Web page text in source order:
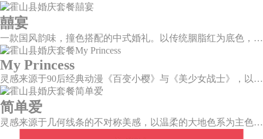
囍宴
一款国风韵味，撞色搭配的中式婚礼。以传统胭脂红为底色，黛蓝色花鸟点缀其中，热情的红色和低调的古风书画色相辅相成。
My Princess
灵感来源于90后经典动漫《百变小樱》与《美少女战士》，以柔美梦幻的马卡龙色系为主色调，融合精灵萌宠与星星魔法阵等元素，为遗落凡间的公主搭建一个召唤王子的舞台。
简单爱
灵感来源于几何线条的不对称美感，以温柔的大地色系为主色调，空间上，利用几何线条进行完美切割，配以柔和色系的花艺点缀，构造了一个温馨柔和、清新复古的空间。